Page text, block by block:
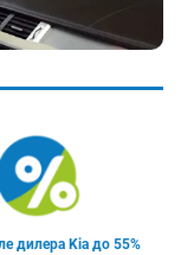
дилера Kia до 55%